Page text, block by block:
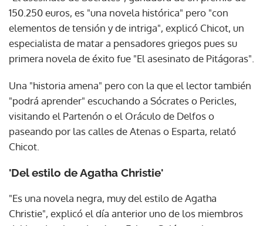
150.250 euros, es "una novela histórica" pero "con
elementos de tensión y de intriga", explicó Chicot, un
especialista de matar a pensadores griegos pues su
primera novela de éxito fue "El asesinato de Pitágoras".
Una "historia amena" pero con la que el lector también
"podrá aprender" escuchando a Sócrates o Pericles,
visitando el Partenón o el Oráculo de Delfos o
paseando por las calles de Atenas o Esparta, relató
Chicot.
'Del estilo de Agatha Christie'
"Es una novela negra, muy del estilo de Agatha
Christie", explicó el día anterior uno de los miembros